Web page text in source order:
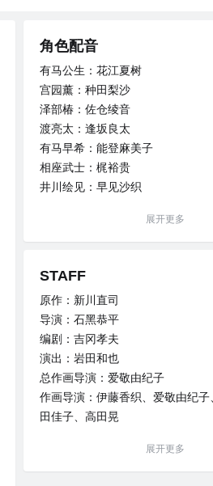
角色配音
有马公生：花江夏树
宫园薰：种田梨沙
泽部椿：佐仓绫音
渡亮太：逢坂良太
有马早希：能登麻美子
相座武士：梶裕贵
井川绘见：早见沙织
展开更多
STAFF
原作：新川直司
导演：石黑恭平
编剧：吉冈孝夫
演出：岩田和也
总作画导演：爱敬由纪子
作画导演：伊藤香织、爱敬由纪
田佳子、高田晃
展开更多